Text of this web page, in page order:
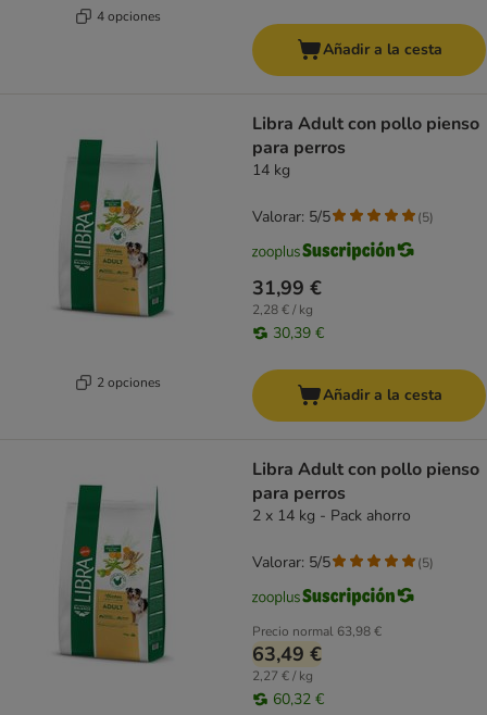
4 opciones
Añadir a la cesta
2 opciones
Libra Adult con pollo pienso
para perros
14 kg
31,99 €
2,28 € / kg
30,39 €
Valorar: 5/5 (5)
Añadir a la cesta
Libra Adult con pollo pienso
para perros
2 x 14 kg - Pack ahorro
Precio normal 63,98 €
63,49 €
2,27 € / kg
60,32 €
Valorar: 5/5 (5)